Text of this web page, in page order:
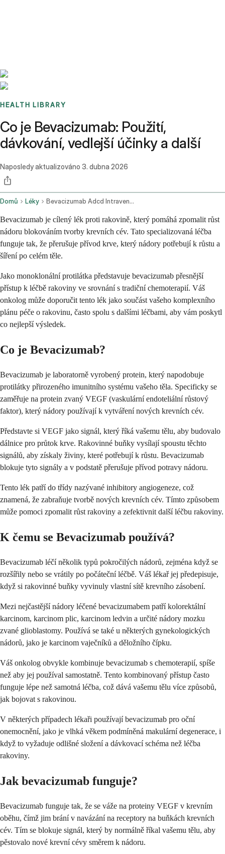
HEALTH LIBRARY
Co je Bevacizumab: Použití,
dávkování, vedlejší účinky a další
Naposledy aktualizováno 3. dubna 2026
Domů Léky Bevacizumab Adcd Intravenous Route
Bevacizumab je cílený lék proti rakovině, který pomáhá zpomalit růst
nádoru blokováním tvorby krevních cév. Tato specializovaná léčba
funguje tak, že přerušuje přívod krve, který nádory potřebují k růstu a
šíření po celém těle.
Jako monoklonální protilátka představuje bevacizumab přesnější
přístup k léčbě rakoviny ve srovnání s tradiční chemoterapií. Váš
onkolog může doporučit tento lék jako součást vašeho komplexního
plánu péče o rakovinu, často spolu s dalšími léčbami, aby vám poskytl
co nejlepší výsledek.
Co je Bevacizumab?
Bevacizumab je laboratorně vyrobený protein, který napodobuje
protilátky přirozeného imunitního systému vašeho těla. Specificky se
zaměřuje na protein zvaný VEGF (vaskulární endoteliální růstový
faktor), který nádory používají k vytváření nových krevních cév.
Představte si VEGF jako signál, který říká vašemu tělu, aby budovalo
dálnice pro průtok krve. Rakovinné buňky vysílají spoustu těchto
signálů, aby získaly živiny, které potřebují k růstu. Bevacizumab
blokuje tyto signály a v podstatě přerušuje přívod potravy nádoru.
Tento lék patří do třídy nazývané inhibitory angiogeneze, což
znamená, že zabraňuje tvorbě nových krevních cév. Tímto způsobem
může pomoci zpomalit růst rakoviny a zefektivnit další léčbu rakoviny.
K čemu se Bevacizumab používá?
Bevacizumab léčí několik typů pokročilých nádorů, zejména když se
rozšířily nebo se vrátily po počáteční léčbě. Váš lékař jej předepisuje,
když si rakovinné buňky vyvinuly vlastní sítě krevního zásobení.
Mezi nejčastější nádory léčené bevacizumabem patří kolorektální
karcinom, karcinom plic, karcinom ledvin a určité nádory mozku
zvané glioblastomy. Používá se také u některých gynekologických
nádorů, jako je karcinom vaječníků a děložního čípku.
Váš onkolog obvykle kombinuje bevacizumab s chemoterapií, spíše
než aby jej používal samostatně. Tento kombinovaný přístup často
funguje lépe než samotná léčba, což dává vašemu tělu více způsobů,
jak bojovat s rakovinou.
V některých případech lékaři používají bevacizumab pro oční
onemocnění, jako je vlhká věkem podmíněná makulární degenerace, i
když to vyžaduje odlišné složení a dávkovací schéma než léčba
rakoviny.
Jak bevacizumab funguje?
Bevacizumab funguje tak, že se váže na proteiny VEGF v krevním
oběhu, čímž jim brání v navázání na receptory na buňkách krevních
cév. Tím se blokuje signál, který by normálně říkal vašemu tělu, aby
pěstovalo nové krevní cévy směrem k nádoru.